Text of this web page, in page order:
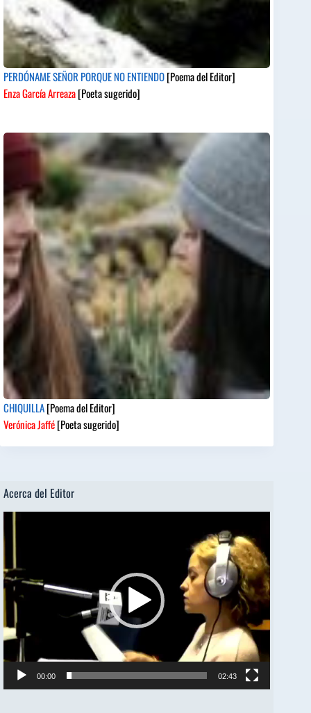
PERDÓNAME SEÑOR PORQUE NO ENTIENDO[Poema del Editor]
Enza García Arreaza[Poeta sugerido]
CHIQUILLA[Poema del Editor]
Verónica Jaffé[Poeta sugerido]
Acerca del Editor
de
vídeo
00:00 02:43